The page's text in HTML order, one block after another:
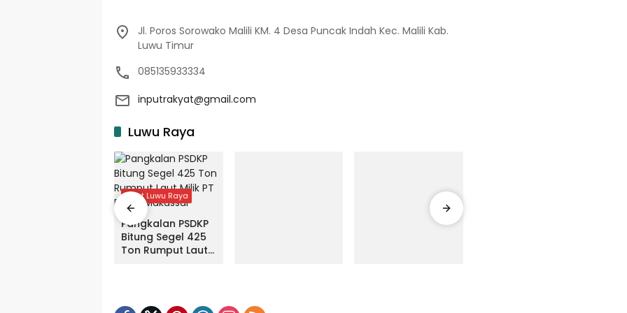
Jl. Poros Sorowako Malili KM. 4 Desa Puncak Indah Kec. Malili Kab.
Luwu Timur
085135933334
inputrakyat@gmail.com
Luwu Raya
Input Luwu Raya
Pangkalan PSDKP
Bitung Segel 425
Ton Rumput Laut